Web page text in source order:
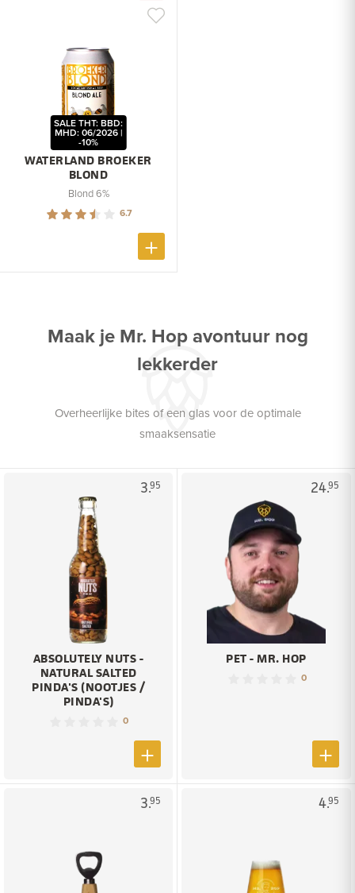
WATERLAND BROEKER
BLOND
SALE THT: BBD:
MHD: 06/2026 |
-10%
Blond 6%
6.7
Maak je Mr. Hop avontuur nog
lekkerder
Overheerlijke bites of een glas voor de optimale
smaaksensatie
3.95
ABSOLUTELY NUTS -
NATURAL SALTED
PINDA'S (NOOTJES /
PINDA'S)
0
24.95
PET - MR. HOP
0
3.95 4.95